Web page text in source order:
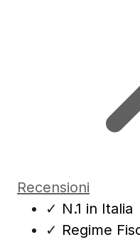
Recensioni
✓ N.1 in Italia
✓ Regime